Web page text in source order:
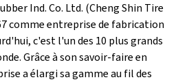
Ind. Co. Ltd. (Cheng Shin Tire
comme entreprise de fabrication
c'est l'un des 10 plus grands
Grâce à son savoir-faire en
a élargi sa gamme au fil des